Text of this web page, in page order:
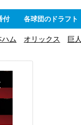
付 各球団のドラフト
ハム オリックス 巨人